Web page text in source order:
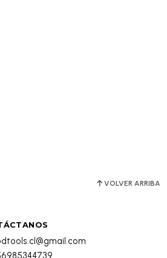
VOLVER ARRIBA